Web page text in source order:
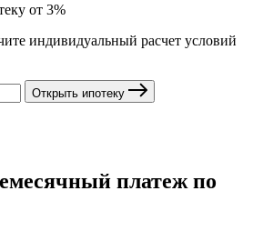
от 3%
индивидуальный расчет условий
Открыть ипотеку
платеж по